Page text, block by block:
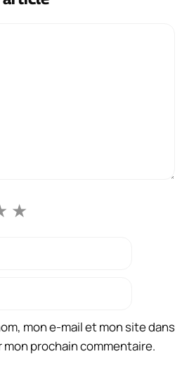
★
mon e-mail et mon site dans
prochain commentaire.